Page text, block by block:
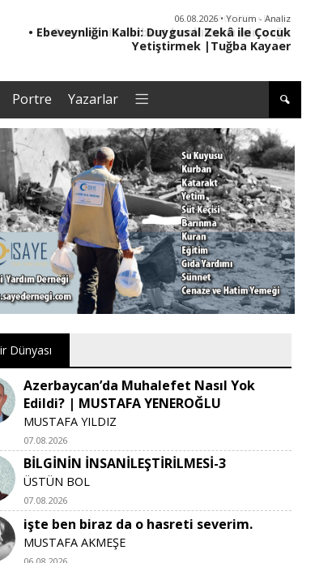
06.08.2026 • Yorum - Analiz
• Ebeveynliğin Kalbi: Duygusal Zekâ ile Çocuk
Yetiştirmek |Tuğba Kayaer
Portre Yazarlar
Dünyası
Azerbaycan’da Muhalefet Nasıl Yok
Edildi? | MUSTAFA YENEROĞLU
MUSTAFA YILDIZ
07.08.2026
BİLGİNİN İNSANİLEŞTİRİLMESİ-3
ÜSTÜN BOL
07.08.2026
işte ben biraz da o hasreti severim.
MUSTAFA AKMEŞE